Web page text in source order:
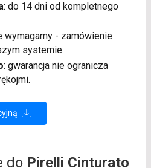
: do 14 dni od kompletnego
wymagamy - zamówienie
systemie.
: gwarancja nie ogranicza
do Pirelli Cinturato